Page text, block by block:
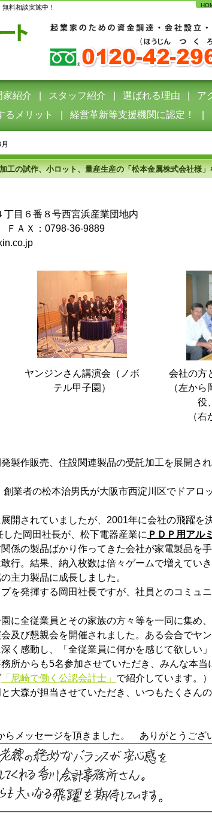
料相談実施中！
家紹介 スタッフ紹介 選ばれる理由 ア
るメリット 経営革新等支援機関に認定！
の試作、小ロット、量産生産の「松本金属株式会社様」
丁目６番８号西宮浜産業団地内
ＦＡＸ：0798-36-9889
ヤンジンさん講演会（ノボ
テル甲子園）
会社の方
（左か
役
（右
製作販売、住設関連製品の受託加工を展開さ
業者の松本治男氏が大阪市西淀川区でドアロ
開されていましたが、2001年に会社の飛躍を
た岡田社長が、松下電器産業に ＰＤＰ用アル
係の製品ばかり作ってきた会社が家電製品を
行。結果、納入枚数は倍々ゲームで増えてい
主力製品に成長しました。
を発揮する岡田社長ですが、社員とのコミュ
に全従業員とその家族の方々等を一同に集め
及び懇親会を開催されました。ある会合でヤ
く感動し、「全従業員に何かを感じて欲しい
所からも5名参加させていただき、みんな本当
「尼崎で働く公認会計士」 で紹介しています。）
大森が担当させていただき、いつもたくさん
らメッセージを頂きました。 ありがとうござ